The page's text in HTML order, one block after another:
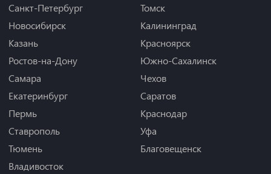
Санкт-Петербург
Новосибирск
Казань
Ростов-на-Дону
Самара
Екатеринбург
Пермь
Ставрополь
Тюмень
Владивосток
Томск
Калининград
Красноярск
Южно-Сахалинск
Чехов
Саратов
Краснодар
Уфа
Благовещенск